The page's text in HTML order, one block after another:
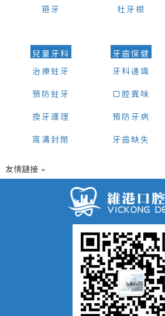
箍牙 杜牙根
兒童牙科
治療蛀牙
預防蛀牙
換牙護理
窩溝封閉
牙齒保健
牙科通識
口腔異味
預防牙病
牙齒缺失
友情鏈接